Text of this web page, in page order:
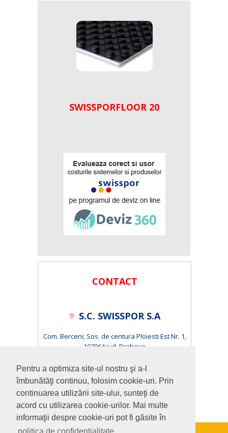
Pentru a optimiza site-ul nostru şi a-l
îmbunătăţi continuu, folosim cookie-uri. Prin
continuarea utilizării site-ului, sunteţi de
acord cu utilizarea cookie-urilor. Mai multe
informaţii despre cookie-uri pot fi găsite în
SWISSPORFLOOR 20
CONTACT
S.C. SWISSPOR S.A
Com. Berceni; Sos. de centura Ploiesti Est Nr. 1,
107064 jud. Prahova
S.C. ISOPOR S.R.L.
Cluj-Napoca, Calea Baciului, Nr.1-3 400230 jud. Cluj